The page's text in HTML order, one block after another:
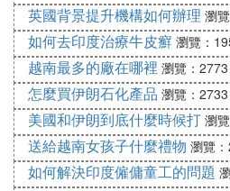
英國背景提升機構如何辦理 瀏
如何去印度治療牛皮癬 瀏覽：
越南最多的廠在哪裡 瀏覽：2773
怎麼買伊朗石化產品 瀏覽：2733
美國和伊朗到底什麼時候打 瀏
送給越南女孩子什麼禮物 瀏覽
如何解決印度僱傭童工的問題